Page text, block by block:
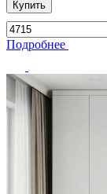
Купить
Подробнее